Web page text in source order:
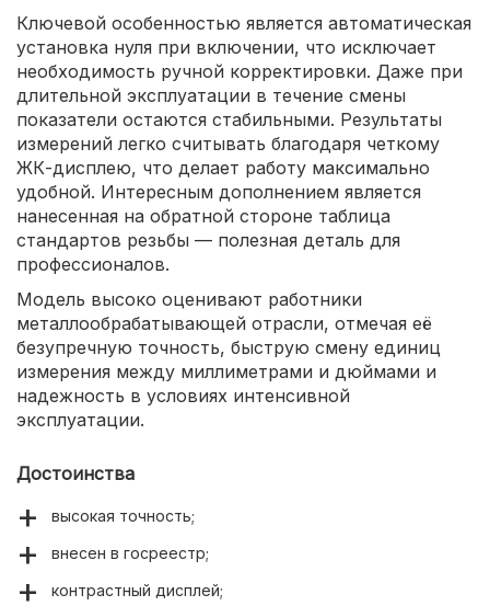
Ключевой особенностью является автоматическая
установка нуля при включении, что исключает
необходимость ручной корректировки. Даже при
длительной эксплуатации в течение смены
показатели остаются стабильными. Результаты
измерений легко считывать благодаря четкому
ЖК-дисплею, что делает работу максимально
удобной. Интересным дополнением является
нанесенная на обратной стороне таблица
стандартов резьбы — полезная деталь для
профессионалов.
Модель высоко оценивают работники
металлообрабатывающей отрасли, отмечая её
безупречную точность, быструю смену единиц
измерения между миллиметрами и дюймами и
надежность в условиях интенсивной
эксплуатации.
Достоинства
высокая точность;
внесен в госреестр;
контрастный дисплей;